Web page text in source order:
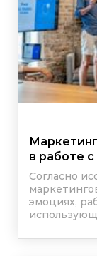
в работе
Согласно
эмоциях,